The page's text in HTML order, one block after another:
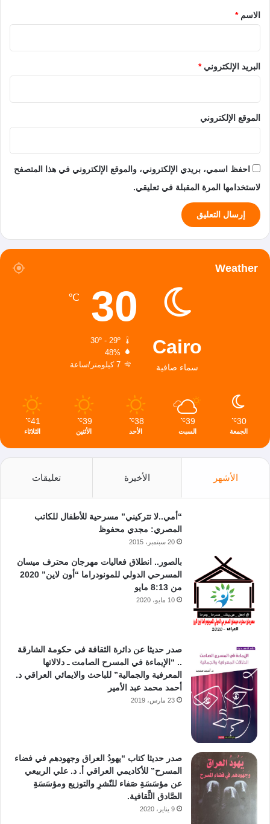
*
الاسم*
البريد الإلكتروني*
الموقع الإلكتروني
احفظ اسمي، بريدي الإلكتروني، والموقع الإلكتروني في هذا المتصفح
لاستخدامها المرة المقبلة في تعليقي.
Weather
Cairo
سماء صافية
30
℃
48%
7 كيلومتر/ساعة
30
℃
الجمعة
39
℃
السبت
38
℃
الأحد
39
℃
الأثنين
41
℃
الثلاثاء
الأشهر الأخيرة تعليقات
“أمي..لا تتركيني” مسرحية للأطفال للكاتب
المصري: مجدي محفوظ
20 سبتمبر، 2015
بالصور.. انطلاق فعاليات مهرجان محترف ميسان
المسرحي الدولي للمونودراما “أون لاين” 2020
من 8:13 مايو
10 مايو، 2020
صدر حديثا عن دائرة الثقافة في حكومة الشارقة
.. “الإيماءة في المسرح الصامت ـ دلالاتها
المعرفية والجمالية” للباحث والايمائي العراقي د.
أحمد محمد عبد الأمير
23 مارس، 2019
صدر حديثا كتاب “يهودُ العراق وجهودهم في فضاء
المسرح” للأكاديمي العراقي أ. د. علي الربيعي
عن مؤسَسَةِ صَفاء للنّشرِ والتوزيع ومؤسَسَةِ
الصَّادق الثَّقافية.
9 يناير، 2020